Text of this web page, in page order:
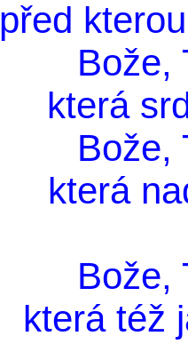
před
Bože,
která
Bože,
která
Bože,
která též